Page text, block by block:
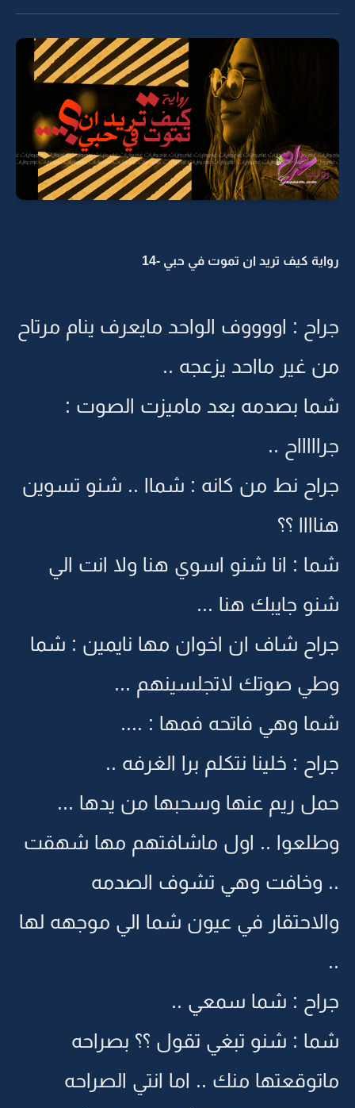
رواية كيف تريد ان تموت في حبي -14
جراح : اووووف الواحد مايعرف ينام مرتاح
من غير مااحد يزعجه ..
شما بصدمه بعد ماميزت الصوت :
جراااااح ..
جراح نط من كانه : شماا .. شنو تسوين
هناااا ؟؟
شما : انا شنو اسوي هنا ولا انت الي
شنو جايبك هنا ...
جراح شاف ان اخوان مها نايمين : شما
وطي صوتك لاتجلسينهم ...
شما وهي فاتحه فمها : ....
جراح : خلينا نتكلم برا الغرفه ..
حمل ريم عنها وسحبها من يدها ...
وطلعوا .. اول ماشافتهم مها شهقت
.. وخافت وهي تشوف الصدمه
والاحتقار في عيون شما الي موجهه لها
..
جراح : شما سمعي ..
شما : شنو تبغي تقول ؟؟ بصراحه
ماتوقعتها منك .. اما انتي الصراحه